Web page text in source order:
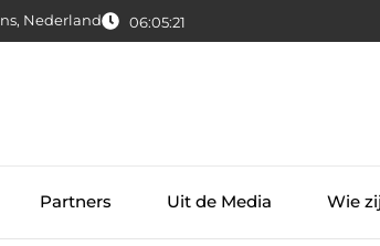
Nederland 06:05:23
Partners Uit de Media Wie